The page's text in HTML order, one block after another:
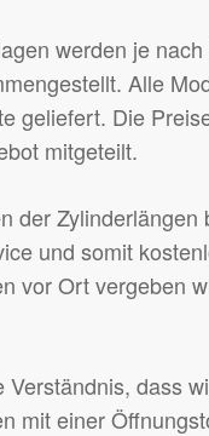
werden je
Alle
geliefert. Die
mitgeteilt.
der Zylinderlängen
und somit
vor Ort vergeben
Verständnis, dass
mit einer